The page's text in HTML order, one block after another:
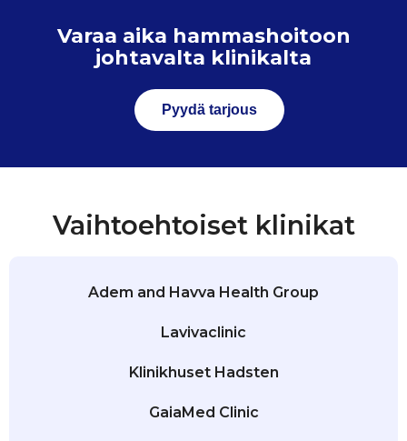
Varaa aika hammashoitoon
johtavalta klinikalta
Pyydä tarjous
Vaihtoehtoiset klinikat
Adem and Havva Health Group
Lavivaclinic
Klinikhuset Hadsten
GaiaMed Clinic